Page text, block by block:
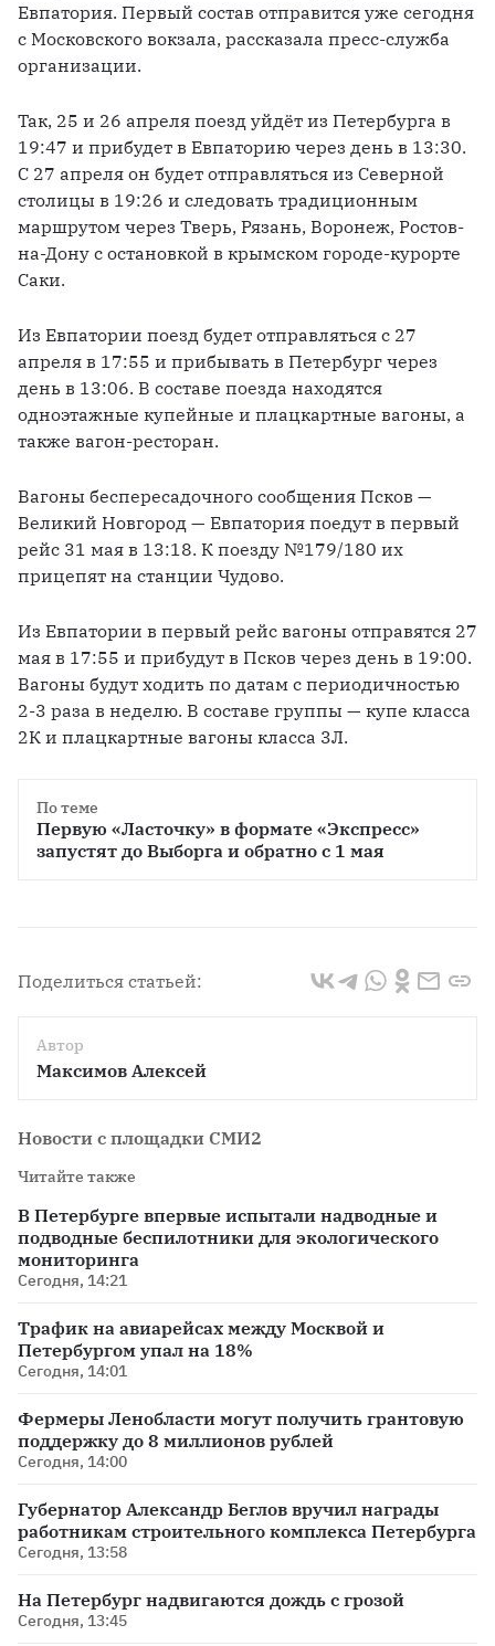
Евпатория. Первый состав отправится уже сегодня
с Московского вокзала, рассказала пресс-служба
организации.
Так, 25 и 26 апреля поезд уйдёт из Петербурга в
19:47 и прибудет в Евпаторию через день в 13:30.
С 27 апреля он будет отправляться из Северной
столицы в 19:26 и следовать традиционным
маршрутом через Тверь, Рязань, Воронеж, Ростов-
на-Дону с остановкой в крымском городе-курорте
Саки.
Из Евпатории поезд будет отправляться с 27
апреля в 17:55 и прибывать в Петербург через
день в 13:06. В составе поезда находятся
одноэтажные купейные и плацкартные вагоны, а
также вагон-ресторан.
Вагоны беспересадочного сообщения Псков —
Великий Новгород — Евпатория поедут в первый
рейс 31 мая в 13:18. К поезду №179/180 их
прицепят на станции Чудово.
Из Евпатории в первый рейс вагоны отправятся 27
мая в 17:55 и прибудут в Псков через день в 19:00.
Вагоны будут ходить по датам с периодичностью
2-3 раза в неделю. В составе группы — купе класса
2К и плацкартные вагоны класса 3Л.
По теме
Первую «Ласточку» в формате «Экспресс»
запустят до Выборга и обратно с 1 мая
Поделиться статьей:
Автор
Максимов Алексей
Новости с площадки СМИ2
Читайте также
В Петербурге впервые испытали надводные и
подводные беспилотники для экологического
мониторинга
Сегодня, 14:21
Трафик на авиарейсах между Москвой и
Петербургом упал на 18%
Сегодня, 14:01
Фермеры Ленобласти могут получить грантовую
поддержку до 8 миллионов рублей
Сегодня, 14:00
Губернатор Александр Беглов вручил награды
работникам строительного комплекса Петербурга
Сегодня, 13:58
На Петербург надвигаются дождь с грозой
Сегодня, 13:45